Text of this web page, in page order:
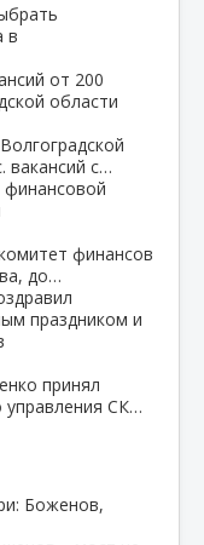
в
от 200
области
вакансий с…
финансов
до…
праздником и
принял
управления СК…
Боженов,